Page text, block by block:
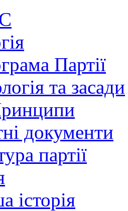
Партії
та засади
документи
партії
історія